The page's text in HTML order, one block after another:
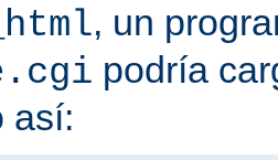
, un
podría
así: